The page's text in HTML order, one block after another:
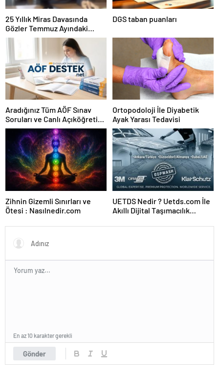
25 Yıllık Miras Davasında
Gözler Temmuz Ayındaki
Karar Duruşmasına Çevrildi
DGS taban puanları
Aradığınız Tüm AÖF Sınav
Soruları ve Canlı Açıköğretim
Forumu Burada
Ortopodoloji İle Diyabetik
Ayak Yarası Tedavisi
Zihnin Gizemli Sınırları ve
Ötesi : Nasılnedir.com
UETDS Nedir ? Uetds.com İle
Akıllı Dijital Taşımacılık
Gönder
En az 10 karakter gerekli